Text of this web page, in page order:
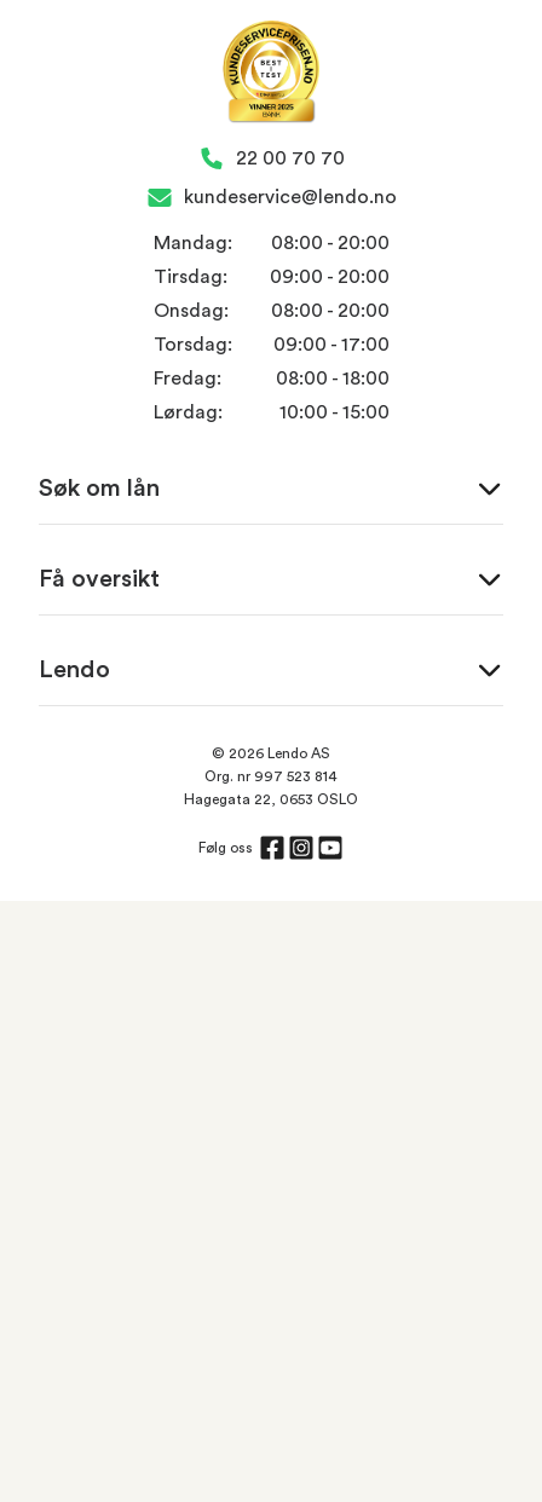
22 00 70 70
kundeservice@lendo.no
Mandag:
08:00 - 20:00
Tirsdag:
09:00 - 20:00
Onsdag:
08:00 - 20:00
Torsdag:
09:00 - 17:00
Fredag:
08:00 - 18:00
Lørdag:
10:00 - 15:00
Søk om lån
Få oversikt
Lendo
© 2026 Lendo AS
Org. nr 997 523 814
Hagegata 22, 0653 OSLO
Følg oss